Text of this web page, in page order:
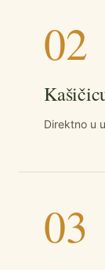
02
Direktno u
03